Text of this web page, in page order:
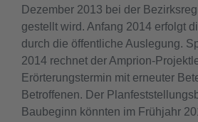
Dezember 2013 bei der
gestellt wird. Anfang 2014 erfolgt
durch die öffentliche Auslegung.
2014 rechnet der Amprion-
Erörterungstermin mit erneuter
Betroffenen. Der
Baubeginn könnten im Frühjahr